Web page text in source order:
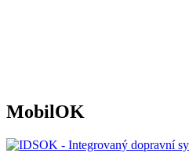
MobilOK